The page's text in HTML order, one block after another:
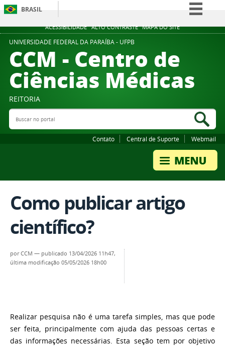
ACESSIBILIDADE ALTO CONTRASTE MAPA DO SITE
BRASIL
Simplifique!
Participe
Acesso à informação
Legislação
UNIVERSIDADE FEDERAL DA PARAÍBA - UFPB
CCM - Centro de
Ciências Médicas
REITORIA
Buscar no portal
Contato Central de Suporte Webmail
Como publicar artigo
científico?
porCCM — publicado 13/04/2026 11h47,
última modificação 05/05/2026 18h00
Realizar pesquisa não é uma tarefa simples, mas que pode
ser feita, principalmente com ajuda das pessoas certas e
das informações necessárias. Esta seção tem por objetivo